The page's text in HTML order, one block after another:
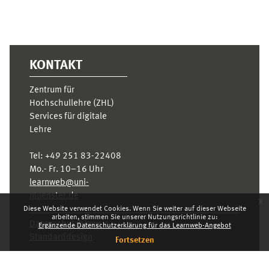
Diese Website verwendet Cookies. Wenn Sie weiter auf dieser Webseite
arbeiten, stimmen Sie unserer Nutzungsrichtlinie zu:
Ergänzende Datenschutzerklärung für das Learnweb-Angebot
Fortsetzen
x
KONTAKT
Zentrum für
Hochschullehre (ZHL)
Services für digitale
Lehre
Tel: +49 251 83-22408
Mo.- Fr. 10–16 Uhr
learnweb@uni-
muenster.de
Datenschutzhinweis